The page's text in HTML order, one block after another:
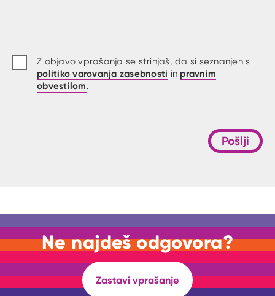
Z objavo vprašanja se strinjaš, da si seznanjen s
politiko varovanja zasebnosti in pravnim
obvestilom.
Pošlji
Ne najdeš odgovora?
Zastavi vprašanje